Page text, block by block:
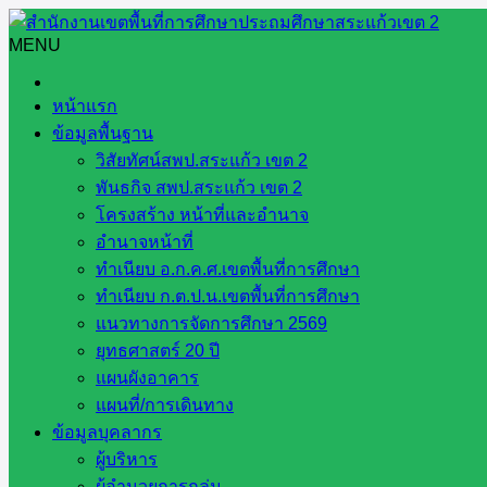
Skip
to
content
MENU
หน้าแรก
ข้อมูลพื้นฐาน
วิสัยทัศน์สพป.สระแก้ว เขต 2
พันธกิจ สพป.สระแก้ว เขต 2
โครงสร้าง หน้าที่และอำนาจ
อำนาจหน้าที่
ทำเนียบ อ.ก.ค.ศ.เขตพื้นที่การศึกษา
ทำเนียบ ก.ต.ป.น.เขตพื้นที่การศึกษา
แนวทางการจัดการศึกษา 2569
ยุทธศาสตร์ 20 ปี
แผนผังอาคาร
แผนที่/การเดินทาง
ข้อมูลบุคลากร
ผู้บริหาร
Search
สพป.สระแก้ว เขต 2 ทำกิจกรรมเข้าแถวเคารพธงชาติ
สพป.สระแก้ว เขต 2 ทำกิจกรรม
สพป.สระแก้ว เขต 2 ทำกิจกรรมเข้าแถว
พฤษภาคม 2567
พฤษภาคม 28, 2024มิถุนายน 11, 2024
วันอังคาร ที่ 28 พฤษภาคม 2567 เวลา 08.00 น. บุคลากรสำนั […]